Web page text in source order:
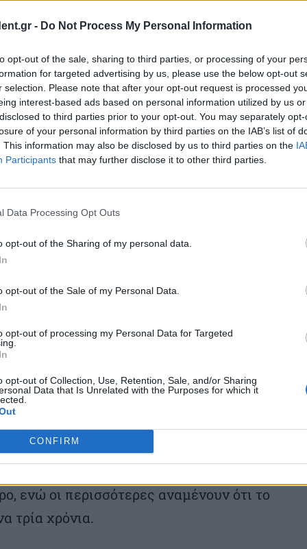
- Do Not Process My Personal Information
opt-out of the sale, sharing to third parties, or processing of your
for targeted advertising by us, please use the below opt-out
selection. Please note that after your opt-out request is processed
interest-based ads based on personal information utilized by us
to third parties prior to your opt-out. You may separately
of your personal information by third parties on the IAB’s list of
This information may also be disclosed by us to third parties on the
Participants that may further disclose it to other third parties.
Data Processing Opt Outs
opt-out of the Sharing of my personal data.
opt-out of the Sale of my Personal Data.
opt-out of processing my Personal Data for Targeted
opt-out of Collection, Use, Retention, Sale, and/or Sharing
Data that Is Unrelated with the Purposes for which it
CONFIRM
χρόνο για βελτίωση της
ενισχύοντας έτσι τη σύνδεση
απόδοσης.
ως το μεγαλύτερο εμπόδιο για την
Μόνο το 18% των επιχειρήσεων
ικανότητες ΤΝ, ενώ το 45%
εγχώριων ταλέντων.
αναφέρουν ότι η έλλειψη
περιορίζει την καινοτομία, ενώ
λειτουργικού κόστους λόγω
να προσελκύσουν τα κατάλληλα
να προσφέρουν κατά μέσο
υποψήφιους με ισχυρές ψηφιακές
έχει ήδη εφαρμόσει
για το AI. Παράλληλα, περίπου ένας
κατάρτιση μέσα στον τελευταίο
οι ελληνικές επιχειρήσεις
και ρυθμιστική αβεβαιότητα.
από κάθε 100 ευρώ που δαπανούν σε
με κανονισμούς, ποσοστό
ενώ οι περισσότερες αναμένουν ότι το
τρία χρόνια.